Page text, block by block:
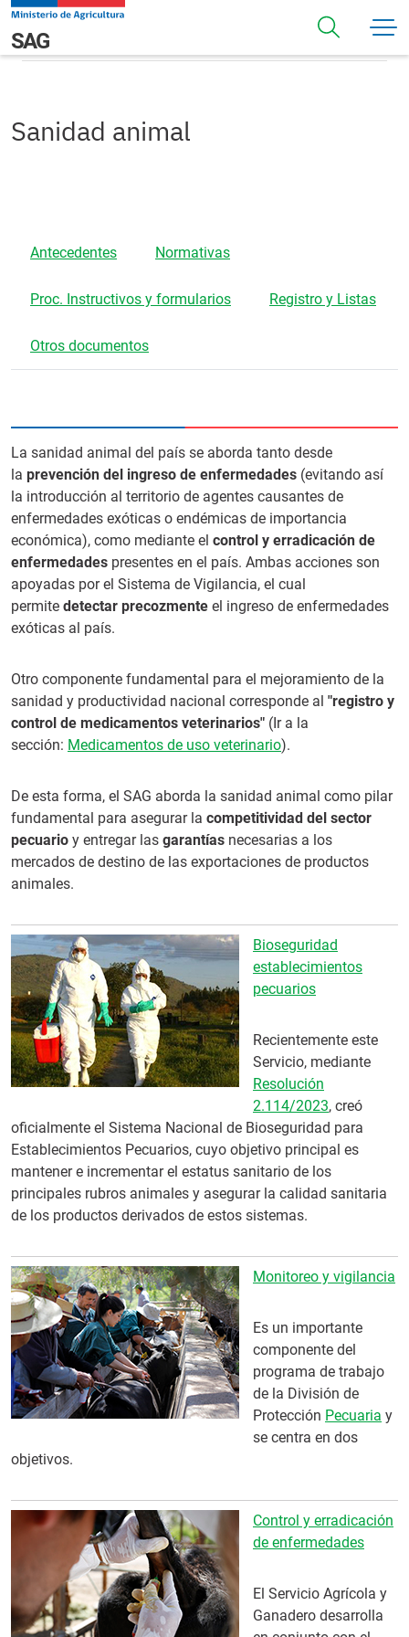
Pasar al contenido principal
Navegación principal
SAGSanidad animal
Sanidad animal
Antecedentes Normativas
Proc. Instructivos y formularios Registro y Listas
Otros documentos
La sanidad animal del país se aborda tanto desde
la prevención del ingreso de enfermedades (evitando así
la introducción al territorio de agentes causantes de
enfermedades exóticas o endémicas de importancia
económica), como mediante el control y erradicación de
enfermedades presentes en el país. Ambas acciones son
apoyadas por el Sistema de Vigilancia, el cual
permite detectar precozmente el ingreso de enfermedades
exóticas al país.
Otro componente fundamental para el mejoramiento de la
sanidad y productividad nacional corresponde al "registro y
control de medicamentos veterinarios" (Ir a la
sección: Medicamentos de uso veterinario).
De esta forma, el SAG aborda la sanidad animal como pilar
fundamental para asegurar la competitividad del sector
pecuario y entregar las garantías necesarias a los
mercados de destino de las exportaciones de productos
animales.
Bioseguridad
establecimientos
pecuarios
Recientemente este
Servicio, mediante
Resolución
2.114/2023, creó
oficialmente el Sistema Nacional de Bioseguridad para
Establecimientos Pecuarios, cuyo objetivo principal es
mantener e incrementar el estatus sanitario de los
principales rubros animales y asegurar la calidad sanitaria
de los productos derivados de estos sistemas.
Monitoreo y vigilancia
Es un importante
componente del
programa de trabajo
de la División de
Protección Pecuaria y
se centra en dos
objetivos.
Control y erradicación
de enfermedades
El Servicio Agrícola y
Ganadero desarrolla